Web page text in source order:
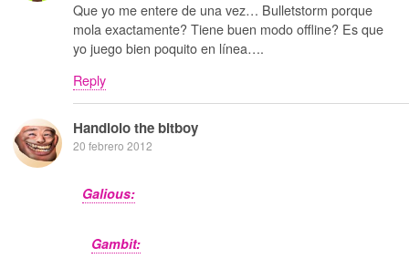
Que yo me entere de una vez… Bulletstorm porque
mola exactamente? Tiene buen modo offline? Es que
yo juego bien poquito en línea….
Reply
Handlolo the bitboy
20 febrero 2012
Galious:
Gambit: